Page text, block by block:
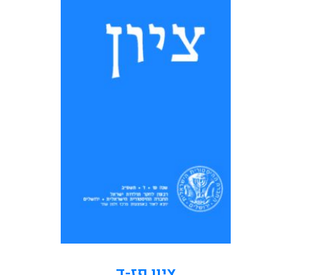
2022 ורד נעם: אהרן אופנהיימר:
חוקר ואדם צחי וייס: פולמוס
הרמב"ם ו'המקובלים' אסף תמרי:
'עיר המקובלים'? צפת במאה